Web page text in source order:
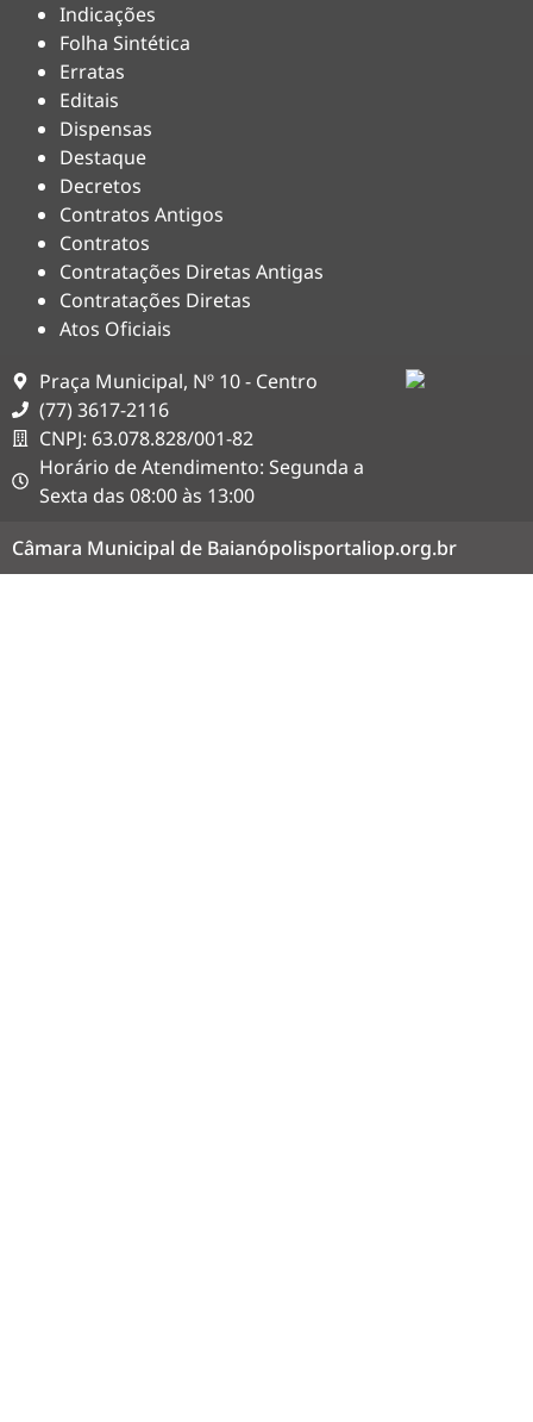
Indicações
Folha Sintética
Erratas
Editais
Dispensas
Destaque
Decretos
Contratos Antigos
Contratos
Contratações Diretas Antigas
Contratações Diretas
Atos Oficiais
Praça Municipal, Nº 10 - Centro
(77) 3617-2116
CNPJ: 63.078.828/001-82
Horário de Atendimento: Segunda a
Sexta das 08:00 às 13:00
Câmara Municipal de Baianópolisportaliop.org.br